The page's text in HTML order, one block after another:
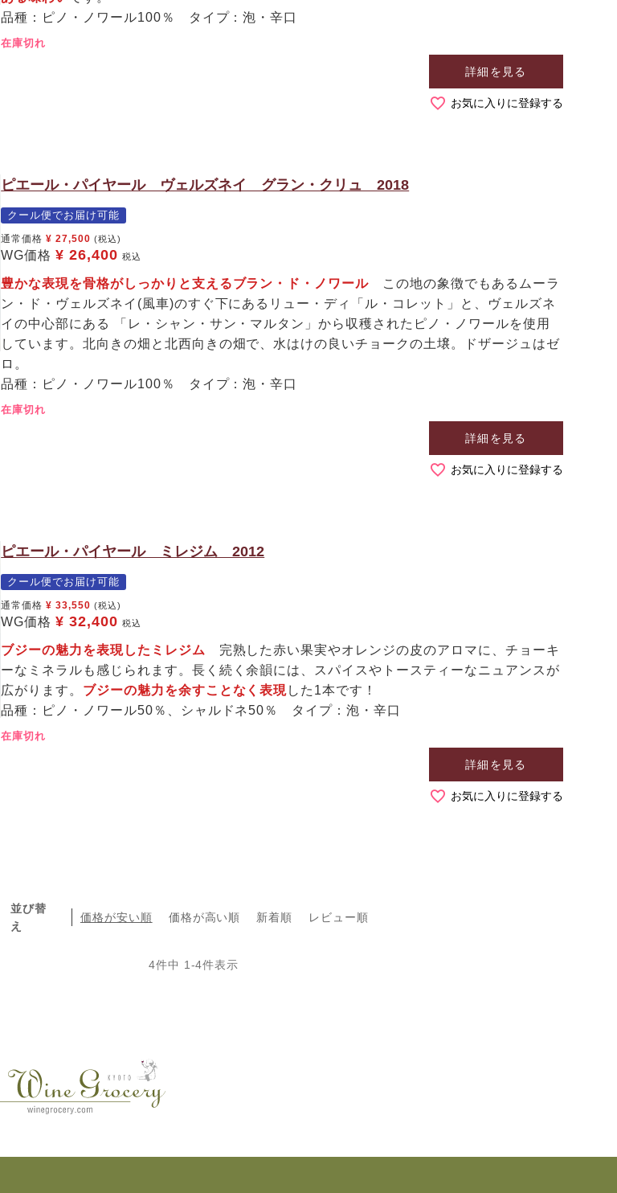
品種：ピノ・ノワール100％ タイプ：泡・辛口
在庫切れ
詳細を見る
お気に入りに登録する
ピエール・パイヤール ヴェルズネイ グラン・クリュ 2018
クール便でお届け可能
通常価格 ¥ 27,500 (税込)
WG価格 ¥ 26,400 税込
豊かな表現を骨格がしっかりと支えるブラン・ド・ノワール
この地の象徴でもあるムーラ
ン・ド・ヴェルズネイ(風車)のすぐ下にあるリュー・ディ「ル・コレット」と、ヴェルズネ
イの中心部にある 「レ・シャン・サン・マルタン」から収穫されたピノ・ノワールを使用
しています。北向きの畑と北西向きの畑で、水はけの良いチョークの土壌。ドザージュはゼ
ロ。
品種：ピノ・ノワール100％ タイプ：泡・辛口
在庫切れ
詳細を見る
お気に入りに登録する
ピエール・パイヤール ミレジム 2012
クール便でお届け可能
通常価格 ¥ 33,550 (税込)
WG価格 ¥ 32,400 税込
ブジーの魅力を表現したミレジム 完熟した赤い果実やオレンジの皮のアロマに、チョーキ
ーなミネラルも感じられます。長く続く余韻には、スパイスやトースティーなニュアンスが
広がります。 ブジーの魅力を余すことなく表現した1本です！
品種：ピノ・ノワール50％、シャルドネ50％ タイプ：泡・辛口
在庫切れ
詳細を見る
お気に入りに登録する
並び替
え
価格が安い順 価格が高い順 新着順 レビュー順
4件中 1 -4件表示